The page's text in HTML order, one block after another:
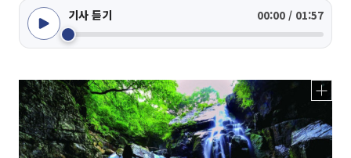
기사 듣기 00:00 / 01:57